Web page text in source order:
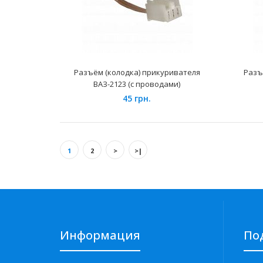
Разъём (колодка) прикуривателя
ВАЗ-2123 (с проводами)
45 грн.
1 2 > >|
Информация